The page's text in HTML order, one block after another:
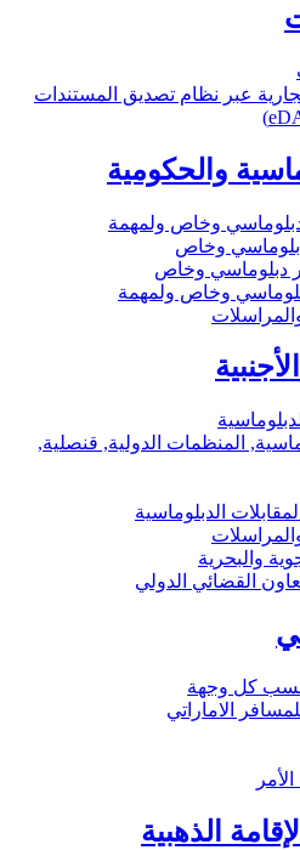
عبر نظام تصديق المستندات
والحكومية
وخاص ولمهمة
وخاص
دبلوماسي وخاص
وخاص ولمهمة
المنظمات الدولية, قنصلية,
الدبلوماسية
والبحرية
القضائي الدولي
حسب كل وجهة
الاماراتي
الذهبية